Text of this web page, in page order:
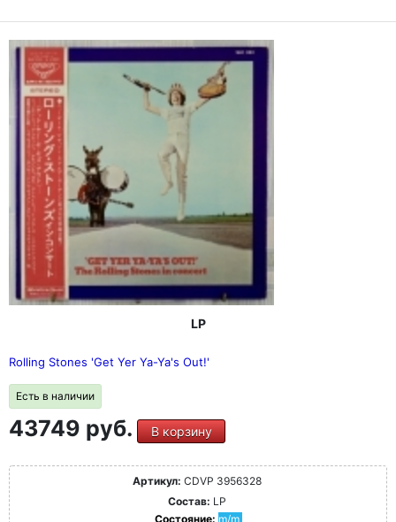
LP
Rolling Stones 'Get Yer Ya-Ya's Out!'
Есть в наличии
43749 руб. В корзину
Артикул: CDVP 3956328
Состав: LP
Состояние: m/m